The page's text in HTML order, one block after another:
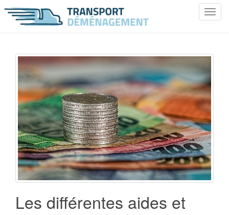
T
n
a
v
i
g
a
t
i
o
Les différentes aides et